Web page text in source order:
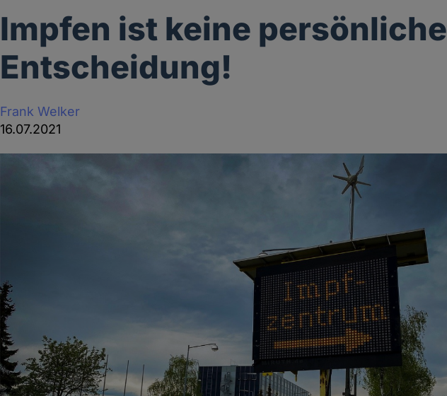
Impfen ist keine persönliche
Entscheidung!
Frank Welker
16.07.2021